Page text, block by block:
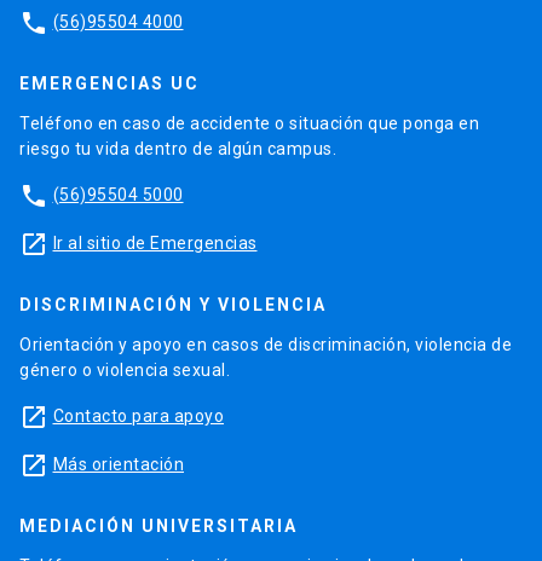
phone (56)95504 4000
EMERGENCIAS UC
Teléfono en caso de accidente o situación que ponga en
riesgo tu vida dentro de algún campus.
phone (56)95504 5000
launch Ir al sitio de Emergencias
DISCRIMINACIÓN Y VIOLENCIA
Orientación y apoyo en casos de discriminación, violencia de
género o violencia sexual.
launch Contacto para apoyo
launch Más orientación
MEDIACIÓN UNIVERSITARIA